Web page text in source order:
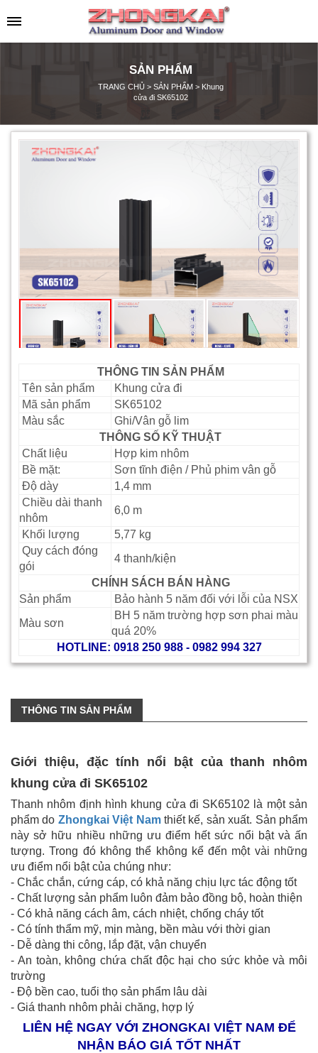
SẢN PHẨM
TRANG CHỦ > SẢN PHẨM > Khung
cửa đi SK65102
THÔNG TIN SẢN PHẨM
Tên sản phẩm
Khung cửa đi
Mã sản phẩm
SK65102
Màu sắc
Ghi/Vân gỗ lim
THÔNG SỐ KỸ THUẬT
Chất liệu
Hợp kim nhôm
Bề mặt:
Sơn tĩnh điện / Phủ phim vân gỗ
Độ dày
1,4 mm
Chiều dài thanh
nhôm
6,0 m
Khối lượng
5,77 kg
Quy cách đóng
gói
4 thanh/kiện
CHÍNH SÁCH BÁN HÀNG
Sản phẩm
Bảo hành 5 năm đối với lỗi của NSX
Màu sơn
BH 5 năm trường hợp sơn phai màu
quá 20%
HOTLINE: 0918 250 988 - 0982 994 327
THÔNG TIN SẢN PHẨM
Giới thiệu, đặc tính nổi bật của thanh nhôm
khung cửa đi SK65102
Thanh nhôm định hình khung cửa đi SK65102 là một sản
phẩm do Zhongkai Việt Namthiết kế, sản xuất. Sản phẩm
này sở hữu nhiều những ưu điểm hết sức nổi bật và ấn
tượng. Trong đó không thể không kể đến một vài những
ưu điểm nổi bật của chúng như:
- Chắc chắn, cứng cáp, có khả năng chịu lực tác động tốt
- Chất lượng sản phẩm luôn đảm bảo đồng bộ, hoàn thiện
- Có khả năng cách âm, cách nhiệt, chống cháy tốt
- Có tính thẩm mỹ, mịn màng, bền màu với thời gian
- Dễ dàng thi công, lắp đặt, vận chuyển
- An toàn, không chứa chất độc hại cho sức khỏe và môi
trường
- Độ bền cao, tuổi thọ sản phẩm lâu dài
- Giá thanh nhôm phải chăng, hợp lý
LIÊN HỆ NGAY VỚI ZHONGKAI VIỆT NAM ĐỂ
NHẬN BÁO GIÁ TỐT NHẤT